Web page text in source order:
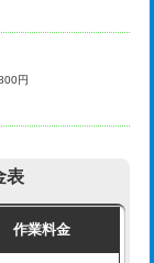
円
表
作業料金